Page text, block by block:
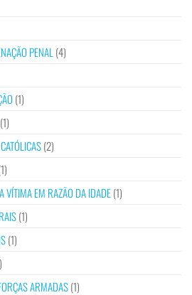
PENAL (4)
(1)
(1)
(2)
VÍTIMA EM RAZÃO DA IDADE(1)
(1)
(1)
ARMADAS(1)